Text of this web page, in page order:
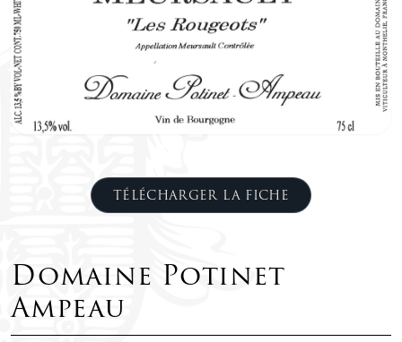
TÉLÉCHARGER LA FICHE
Domaine Potinet
Ampeau